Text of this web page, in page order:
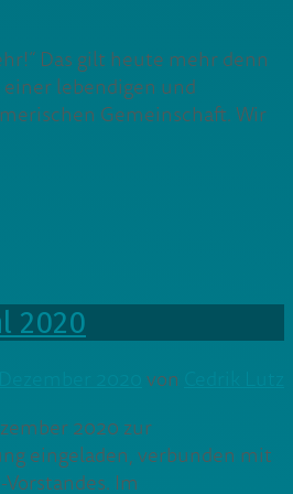
Das gilt heute mehr denn
lebendigen und
Gemeinschaft. Wir
2020
von
2020 zur
eingeladen, verbunden mit
Im